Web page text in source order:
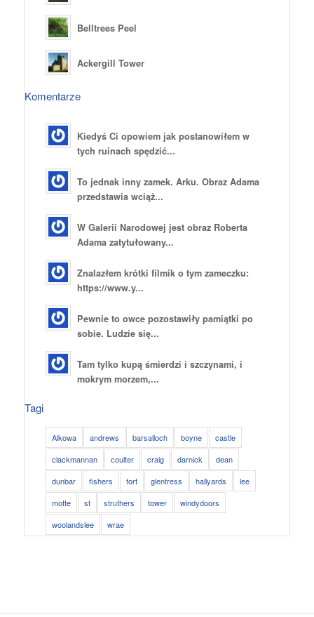
Belltrees Peel
Ackergill Tower
Komentarze
Kiedyś Ci opowiem jak postanowiłem w
tych ruinach spędzić...
To jednak inny zamek. Arku. Obraz Adama
przedstawia wciąż...
W Galerii Narodowej jest obraz Roberta
Adama zatytułowany...
Znalazłem krótki filmik o tym zameczku:
https://www.y...
Pewnie to owce pozostawiły pamiątki po
sobie. Ludzie się...
Tam tylko kupą śmierdzi i szczynami, i
mokrym morzem,...
Tagi
Alkowa andrews barsalloch boyne
castle
clackmannan
coulter craig darnick
dean
dunbar
fishers fort glentress hallyards
lee
motte
st struthers tower
windydoors
woolandslee
wrae